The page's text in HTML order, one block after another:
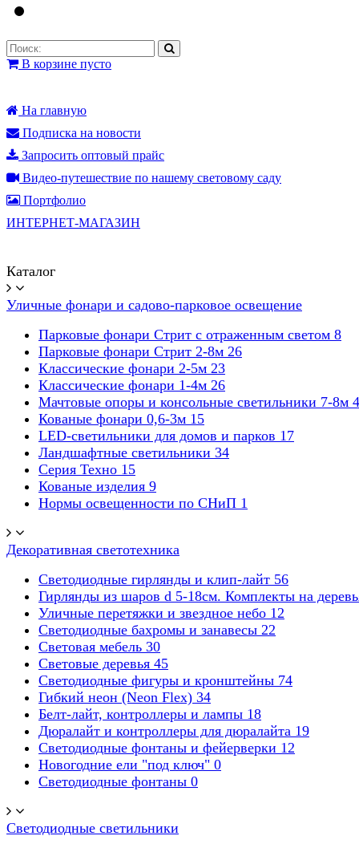
В корзине пусто
На главную
Подписка на новости
Запросить оптовый прайс
Видео-путешествие по нашему световому саду
Портфолио
ИНТЕРНЕТ-МАГАЗИН
Каталог
Уличные фонари и садово-парковое освещение
Парковые фонари Стрит с отраженным светом 8
Парковые фонари Стрит 2-8м 26
Классические фонари 2-5м 23
Классические фонари 1-4м 26
Мачтовые опоры и консольные светильники 7-8м 4
Кованые фонари 0,6-3м 15
LED-светильники для домов и парков 17
Ландшафтные светильники 34
Серия Техно 15
Кованые изделия 9
Нормы освещенности по СНиП 1
Декоративная светотехника
Светодиодные гирлянды и клип-лайт 56
Гирлянды из шаров d 5-18cм. Комплекты на
Уличные перетяжки и звездное небо 12
Светодиодные бахромы и занавесы 22
Световая мебель 30
Световые деревья 45
Светодиодные фигуры и кронштейны 74
Гибкий неон (Neon Flex) 34
Белт-лайт, контроллеры и лампы 18
Дюралайт и контроллеры для дюралайта 19
Светодиодные фонтаны и фейерверки 12
Новогодние ели "под ключ" 0
Светодиодные фонтаны 0
Светодиодные светильники